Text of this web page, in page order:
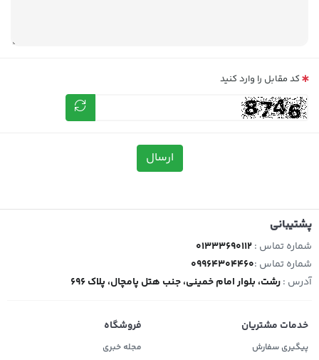
کد مقابل را وارد کنید
ارسال
پشتیبانی
شماره تماس :01333690112
شماره تماس :09964304460
آدرس :رشت، بلوار امام خمینی، جنب هتل پامچال، پلاک 696
خدمات مشتریان
پیگیری سفارش
فروشگاه
مجله خبری